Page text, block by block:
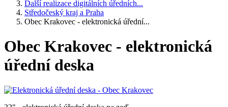
Další realizace digitálních úředních...
Středočeský kraj a Praha
Obec Krakovec - elektronická úřední...
Obec Krakovec - elektronická
úřední deska